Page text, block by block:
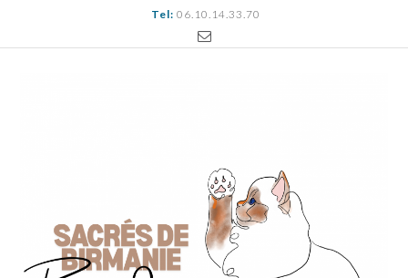
Tel: 06.10.14.33.70